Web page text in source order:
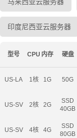
印度尼西亚云服务器
型号 CPU 内存 硬盘
US-LA 1核 1G 50G
US-SV 2核 2G
SSD
40GB
US-SV 4核 4G
SSD
80GB